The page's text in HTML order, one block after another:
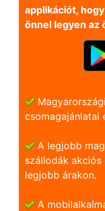
applikációt,
önnel legyen az
csomagajánlatai
A legjobb
szállodák akciós
legjobb árakon.
A